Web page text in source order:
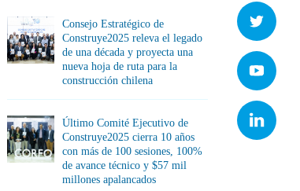
Consejo Estratégico de
Construye2025 releva el legado
de una década y proyecta una
nueva hoja de ruta para la
construcción chilena
Último Comité Ejecutivo de
Construye2025 cierra 10 años
con más de 100 sesiones, 100%
de avance técnico y $57 mil
millones apalancados